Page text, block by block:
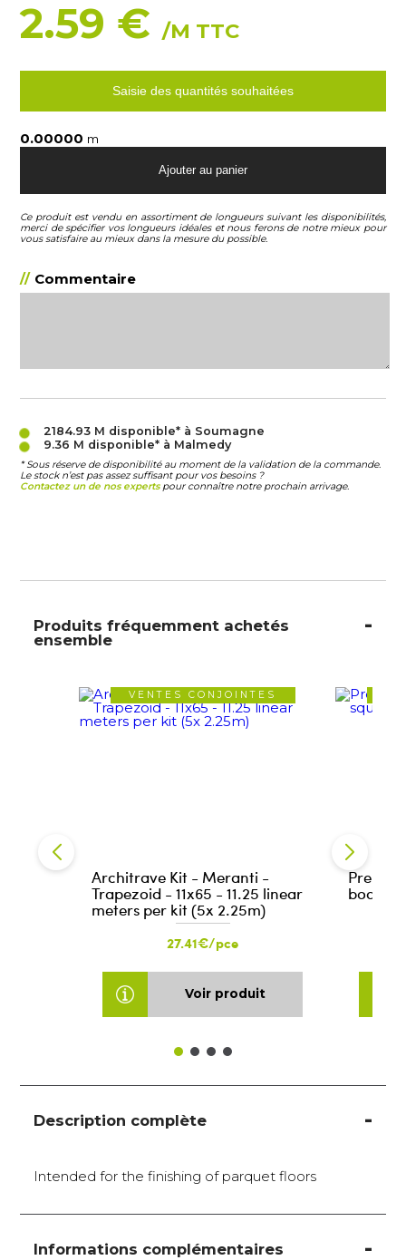
2.59 €/M TTC
Saisie des quantités souhaitées
m
Ce produit est vendu en assortiment de longueurs suivant les disponibilités,
merci de spécifier vos longueurs idéales et nous ferons de notre mieux pour
vous satisfaire au mieux dans la mesure du possible.
Commentaire
2184.93 M disponible* à Soumagne
9.36 M disponible* à Malmedy
* Sous réserve de disponibilité au moment de la validation de la commande.
Le stock n’est pas assez suffisant pour vos besoins ?
Contactez un de nos expertspour connaître notre prochain arrivage.
Produits fréquemment achetés
ensemble
VENTES CONJOINTES
Architrave Kit - Meranti -
Trapezoid - 11x65 - 11.25 linear
meters per kit (5x 2.25m)
27.41€/pce
Voir produit
Pre-
board,
Description complète
Intended for the finishing of parquet floors
Informations complémentaires